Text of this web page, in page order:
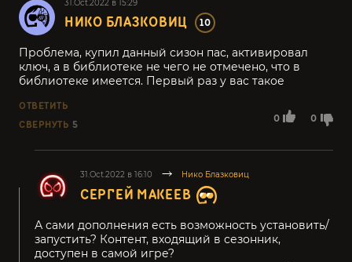
31.Oct.2022 в 15:29
НИКО БЛАЗКОВИЦ 10
0 0
Проблема, купил данный сизон пас, активировал
ключ, а в библиотеке не чего не отмечено, что в
библиотеке имеется. Первый раз у вас такое
ОТВЕТИТЬ
СВЕРНУТЬ 5
31.Oct.2022 в 16:10 Нико Блазковиц
СЕРГЕЙ МАКЕЕВ
А сами дополнения есть возможность установить/
запустить? Контент, входящий в сезонник,
доступен в самой игре?